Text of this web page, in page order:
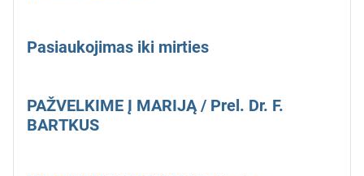
Pasiaukojimas iki mirties
PAŽVELKIME Į MARIJĄ / Prel. Dr. F.
BARTKUS